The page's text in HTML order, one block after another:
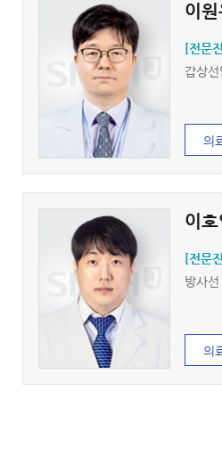
이
[전문
갑상
의
이호
[전문
방사
의